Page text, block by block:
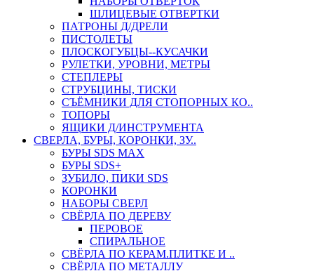
ШЛИЦЕВЫЕ ОТВЕРТКИ
ПАТРОНЫ Д/ДРЕЛИ
ПИСТОЛЕТЫ
ПЛОСКОГУБЦЫ--КУСАЧКИ
РУЛЕТКИ, УРОВНИ, МЕТРЫ
СТЕПЛЕРЫ
СТРУБЦИНЫ, ТИСКИ
СЪЁМНИКИ ДЛЯ СТОПОРНЫХ КО..
ТОПОРЫ
ЯЩИКИ Д/ИНСТРУМЕНТА
СВЕРЛА, БУРЫ, КОРОНКИ, ЗУ..
БУРЫ SDS MAX
БУРЫ SDS+
ЗУБИЛО, ПИКИ SDS
КОРОНКИ
НАБОРЫ СВЕРЛ
СВЁРЛА ПО ДЕРЕВУ
ПЕРОВОЕ
СПИРАЛЬНОЕ
СВЁРЛА ПО КЕРАМ.ПЛИТКЕ И ..
СВЁРЛА ПО МЕТАЛЛУ